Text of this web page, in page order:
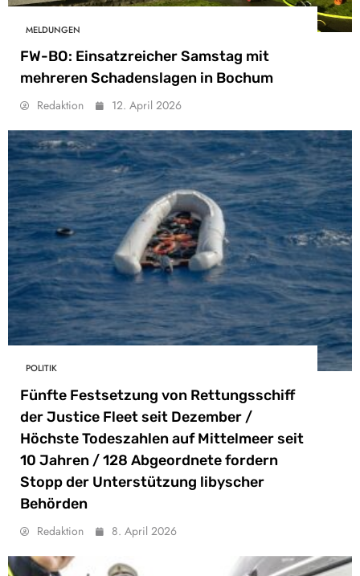
MELDUNGEN
FW-BO: Einsatzreicher Samstag mit
mehreren Schadenslagen in Bochum
Redaktion 12. April 2026
POLITIK
Fünfte Festsetzung von Rettungsschiff
der Justice Fleet seit Dezember /
Höchste Todeszahlen auf Mittelmeer seit
10 Jahren / 128 Abgeordnete fordern
Stopp der Unterstützung libyscher
Behörden
Redaktion 8. April 2026